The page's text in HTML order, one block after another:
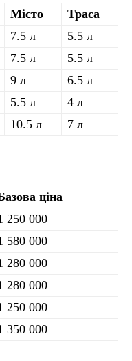
Місто
Траса
7.5 л
5.5 л
7.5 л
5.5 л
9 л
6.5 л
5.5 л
4 л
10.5 л 7 л
ціна
250 000
580 000
280 000
280 000
250 000
350 000